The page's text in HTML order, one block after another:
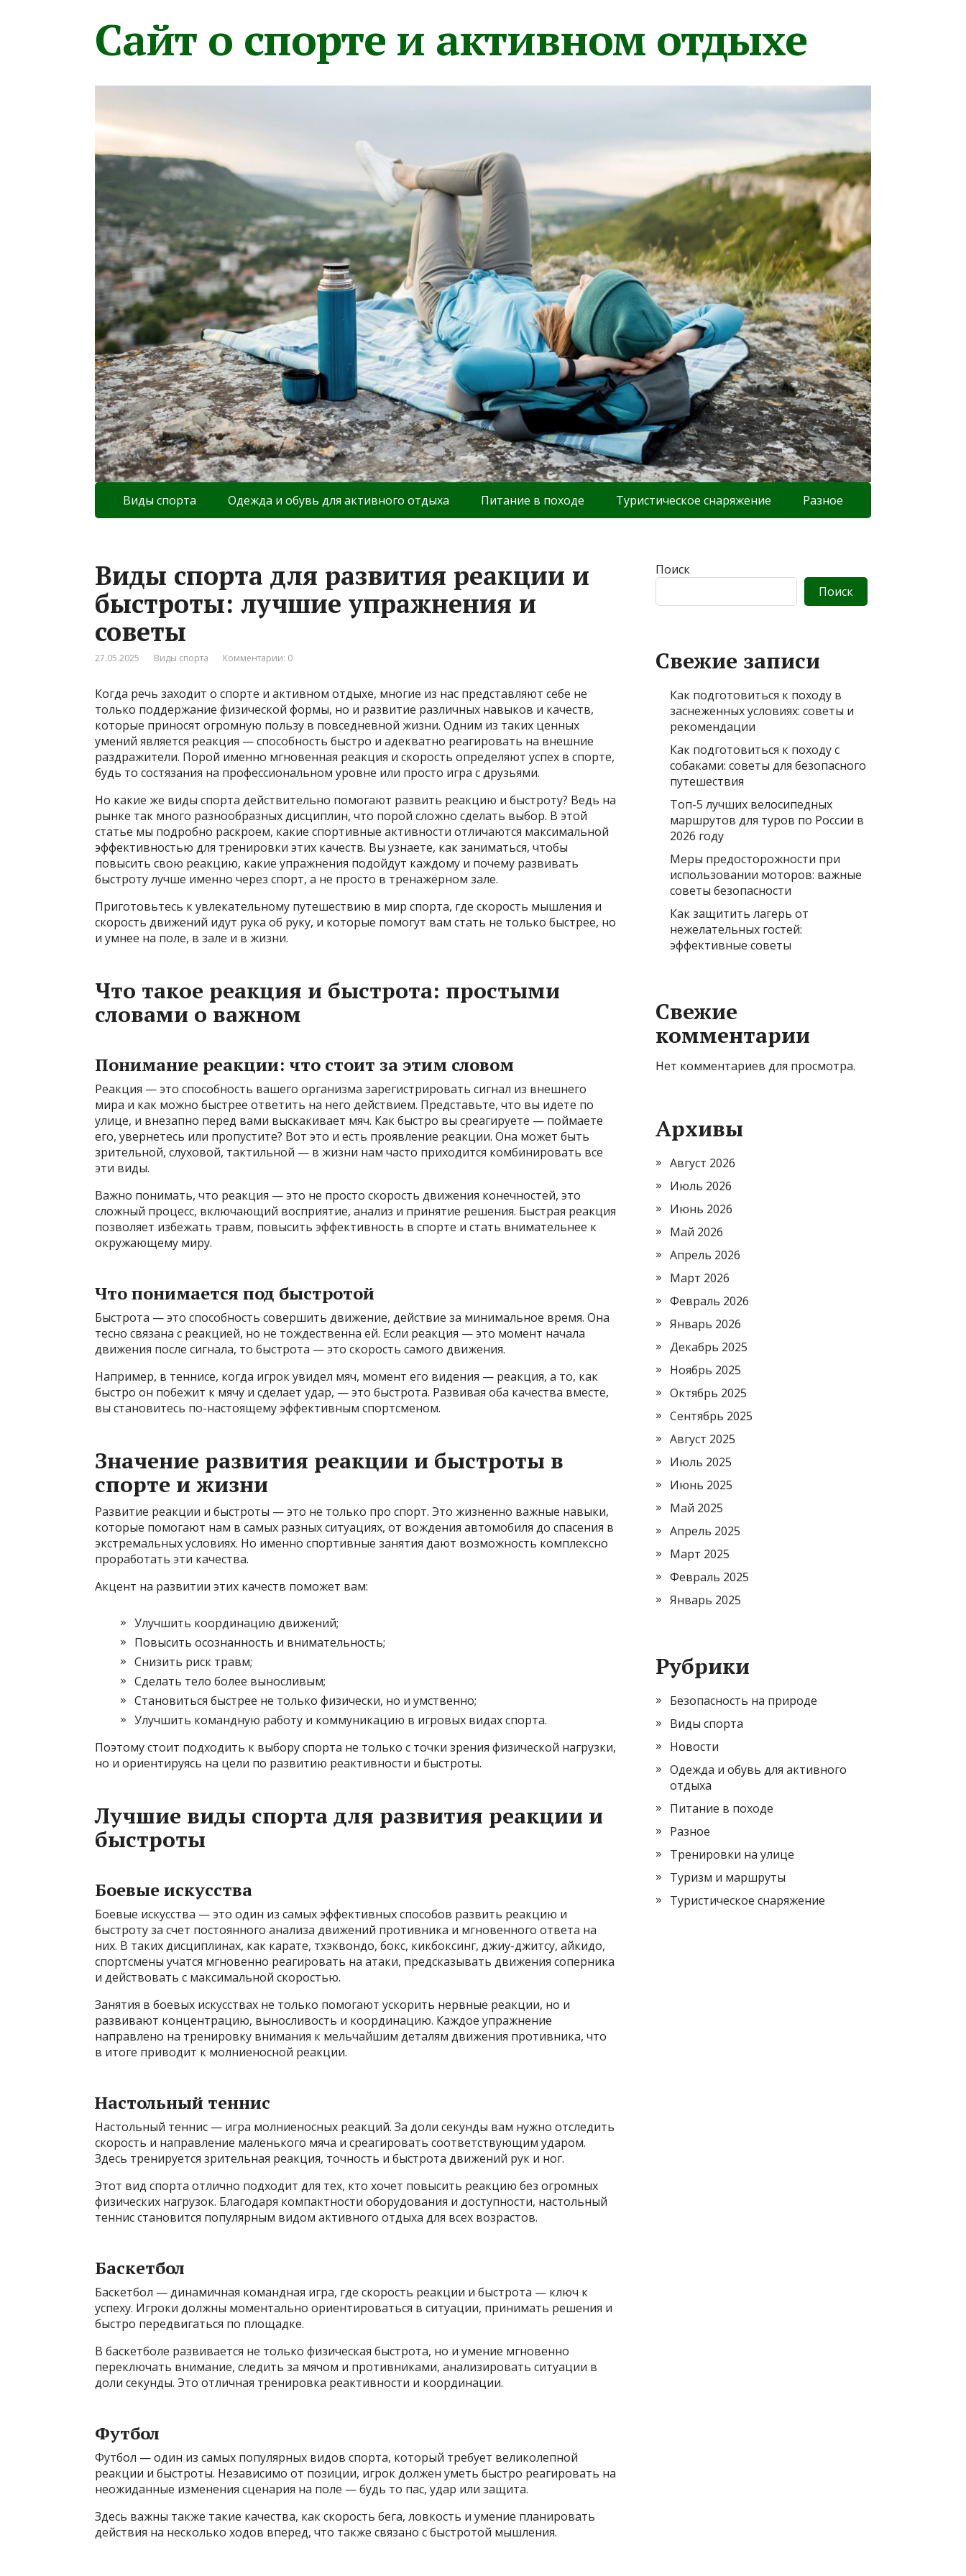
Сайт о спорте и активном отдыхе
Виды спорта Одежда и обувь для активного отдыха Питание в походе Туристическое снаряжение Разное
Виды спорта для развития реакции и
быстроты: лучшие упражнения и
советы
27.05.2025 Виды спорта Комментарии: 0
Когда речь заходит о спорте и активном отдыхе, многие из нас представляют себе не
только поддержание физической формы, но и развитие различных навыков и качеств,
которые приносят огромную пользу в повседневной жизни. Одним из таких ценных
умений является реакция — способность быстро и адекватно реагировать на внешние
раздражители. Порой именно мгновенная реакция и скорость определяют успех в спорте,
будь то состязания на профессиональном уровне или просто игра с друзьями.
Но какие же виды спорта действительно помогают развить реакцию и быстроту? Ведь на
рынке так много разнообразных дисциплин, что порой сложно сделать выбор. В этой
статье мы подробно раскроем, какие спортивные активности отличаются максимальной
эффективностью для тренировки этих качеств. Вы узнаете, как заниматься, чтобы
повысить свою реакцию, какие упражнения подойдут каждому и почему развивать
быстроту лучше именно через спорт, а не просто в тренажёрном зале.
Приготовьтесь к увлекательному путешествию в мир спорта, где скорость мышления и
скорость движений идут рука об руку, и которые помогут вам стать не только быстрее, но
и умнее на поле, в зале и в жизни.
Что такое реакция и быстрота: простыми
словами о важном
Понимание реакции: что стоит за этим словом
Реакция — это способность вашего организма зарегистрировать сигнал из внешнего
мира и как можно быстрее ответить на него действием. Представьте, что вы идете по
улице, и внезапно перед вами выскакивает мяч. Как быстро вы среагируете — поймаете
его, увернетесь или пропустите? Вот это и есть проявление реакции. Она может быть
зрительной, слуховой, тактильной — в жизни нам часто приходится комбинировать все
эти виды.
Важно понимать, что реакция — это не просто скорость движения конечностей, это
сложный процесс, включающий восприятие, анализ и принятие решения. Быстрая реакция
позволяет избежать травм, повысить эффективность в спорте и стать внимательнее к
окружающему миру.
Что понимается под быстротой
Быстрота — это способность совершить движение, действие за минимальное время. Она
тесно связана с реакцией, но не тождественна ей. Если реакция — это момент начала
движения после сигнала, то быстрота — это скорость самого движения.
Например, в теннисе, когда игрок увидел мяч, момент его видения — реакция, а то, как
быстро он побежит к мячу и сделает удар, — это быстрота. Развивая оба качества вместе,
вы становитесь по-настоящему эффективным спортсменом.
Значение развития реакции и быстроты в
спорте и жизни
Развитие реакции и быстроты — это не только про спорт. Это жизненно важные навыки,
которые помогают нам в самых разных ситуациях, от вождения автомобиля до спасения в
экстремальных условиях. Но именно спортивные занятия дают возможность комплексно
проработать эти качества.
Акцент на развитии этих качеств поможет вам:
Улучшить координацию движений;
Повысить осознанность и внимательность;
Снизить риск травм;
Сделать тело более выносливым;
Становиться быстрее не только физически, но и умственно;
Улучшить командную работу и коммуникацию в игровых видах спорта.
Поэтому стоит подходить к выбору спорта не только с точки зрения физической нагрузки,
но и ориентируясь на цели по развитию реактивности и быстроты.
Лучшие виды спорта для развития реакции и
быстроты
Боевые искусства
Боевые искусства — это один из самых эффективных способов развить реакцию и
быстроту за счет постоянного анализа движений противника и мгновенного ответа на
них. В таких дисциплинах, как карате, тхэквондо, бокс, кикбоксинг, джиу-джитсу, айкидо,
спортсмены учатся мгновенно реагировать на атаки, предсказывать движения соперника
и действовать с максимальной скоростью.
Занятия в боевых искусствах не только помогают ускорить нервные реакции, но и
развивают концентрацию, выносливость и координацию. Каждое упражнение
направлено на тренировку внимания к мельчайшим деталям движения противника, что
в итоге приводит к молниеносной реакции.
Настольный теннис
Настольный теннис — игра молниеносных реакций. За доли секунды вам нужно отследить
скорость и направление маленького мяча и среагировать соответствующим ударом.
Здесь тренируется зрительная реакция, точность и быстрота движений рук и ног.
Этот вид спорта отлично подходит для тех, кто хочет повысить реакцию без огромных
физических нагрузок. Благодаря компактности оборудования и доступности, настольный
теннис становится популярным видом активного отдыха для всех возрастов.
Баскетбол
Баскетбол — динамичная командная игра, где скорость реакции и быстрота — ключ к
успеху. Игроки должны моментально ориентироваться в ситуации, принимать решения и
быстро передвигаться по площадке.
В баскетболе развивается не только физическая быстрота, но и умение мгновенно
переключать внимание, следить за мячом и противниками, анализировать ситуации в
доли секунды. Это отличная тренировка реактивности и координации.
Футбол
Футбол — один из самых популярных видов спорта, который требует великолепной
реакции и быстроты. Независимо от позиции, игрок должен уметь быстро реагировать на
неожиданные изменения сценария на поле — будь то пас, удар или защита.
Здесь важны также такие качества, как скорость бега, ловкость и умение планировать
действия на несколько ходов вперед, что также связано с быстротой мышления.
Поиск
Поиск
Свежие записи
Как подготовиться к походу в
заснеженных условиях: советы и
рекомендации
Как подготовиться к походу с
собаками: советы для безопасного
путешествия
Топ-5 лучших велосипедных
маршрутов для туров по России в
2026 году
Меры предосторожности при
использовании моторов: важные
советы безопасности
Как защитить лагерь от
нежелательных гостей:
эффективные советы
Свежие
комментарии
Нет комментариев для просмотра.
Архивы
Август 2026
Июль 2026
Июнь 2026
Май 2026
Апрель 2026
Март 2026
Февраль 2026
Январь 2026
Декабрь 2025
Ноябрь 2025
Октябрь 2025
Сентябрь 2025
Август 2025
Июль 2025
Июнь 2025
Май 2025
Апрель 2025
Март 2025
Февраль 2025
Январь 2025
Рубрики
Безопасность на природе
Виды спорта
Новости
Одежда и обувь для активного
отдыха
Питание в походе
Разное
Тренировки на улице
Туризм и маршруты
Туристическое снаряжение